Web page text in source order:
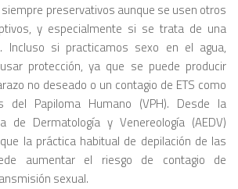
preservativos aunque se usen otros
y especialmente si se trata de una
Incluso si practicamos sexo en el agua,
protección, ya que se puede producir
no deseado o un contagio de ETS como
Papiloma Humano (VPH). Desde la
de Dermatología y Venereología (AEDV)
la práctica habitual de depilación de las
aumentar el riesgo de contagio de
sexual.